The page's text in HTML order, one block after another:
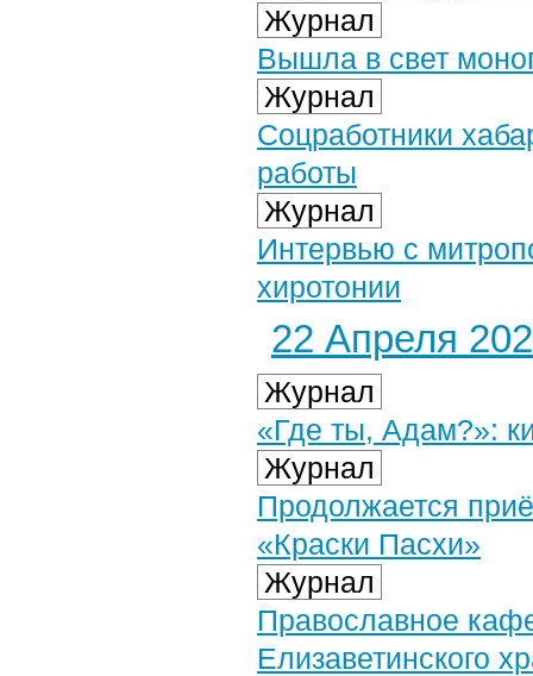
Журнал
Вышла в свет
Журнал
Соцработники
работы
Журнал
Интервью с
хиротонии
22 Апреля
Журнал
«Где ты, Адам?»:
Журнал
Продолжается
«Краски Пасхи»
Журнал
Православное
Елизаветинского